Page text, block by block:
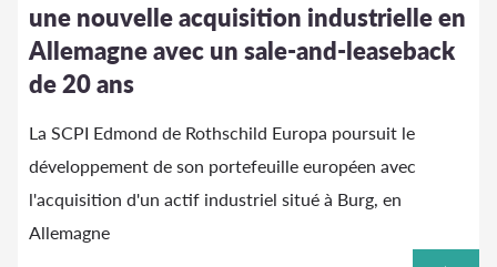
une nouvelle acquisition industrielle en
Allemagne avec un sale-and-leaseback
de 20 ans
La SCPI Edmond de Rothschild Europa poursuit le
développement de son portefeuille européen avec
l'acquisition d'un actif industriel situé à Burg, en
Allemagne